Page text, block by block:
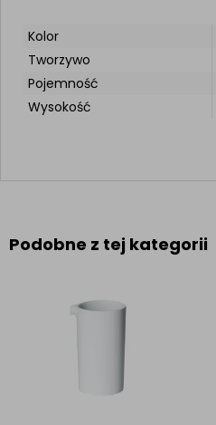
Kolor
Tworzywo
Pojemność
Wysokość
Podobne z tej kategorii